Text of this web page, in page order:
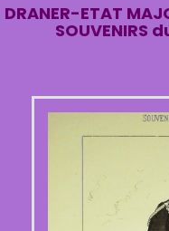
DRANER-ETAT
SOUVENIRS